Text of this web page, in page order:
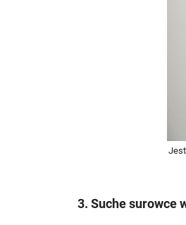
3. Suche surowce